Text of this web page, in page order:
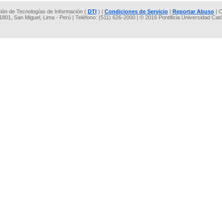
de Tecnologías de Información ( DTI) | Condiciones de Servicio| Reportar Abuso|
San Miguel, Lima - Perú | Teléfono: (511) 626-2000 | © 2016 Pontificia Universidad